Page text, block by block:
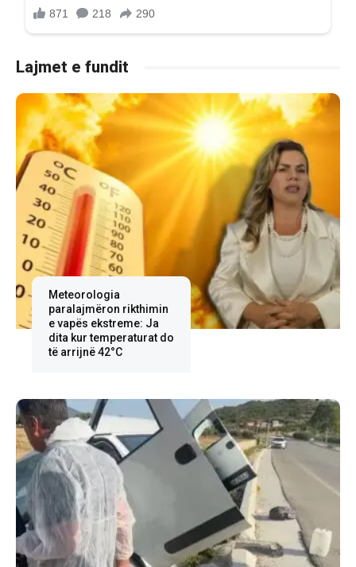
Lajmet e fundit
Meteorologia
paralajmëron rikthimin
e vapës ekstreme: Ja
dita kur temperaturat do
të arrijnë 42°C